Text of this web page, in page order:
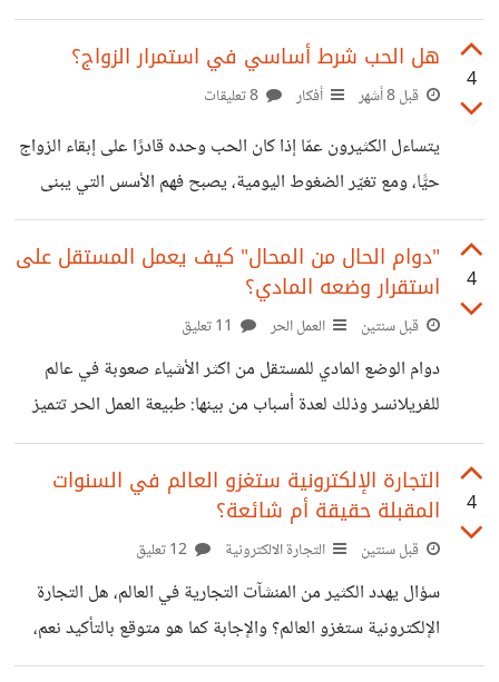
الجسم تدريجيًا، لكن يمكن استعادة العافية الجسدية عبر خطوات
بسيطة ومستمرة تُعيد للبدن هدوءه الطبيعي. 1. التنفس العميق
لإعادة ضبط الجهاز العصبي يساعد التنفس البطيء المنتظم على
قليلة. 2. النوم الكافي لاستعادة الإصلاح الذاتي يعمل النوم على
إصلاح الخلايا وتنظيم الهرمونات، مما يقلل آثار التوتر المتراكمة
في الجسم. 3. الحركة اليومية
4
هل الحب شرط أساسي في استمرار الزواج؟
قبل 8 أشهر أفكار
يتساءل الكثيرون عمّا إذا كان الحب وحده قادرًا على إبقاء الزواج
حيًّا، ومع تغيّر الضغوط اليومية، يصبح فهم الأسس التي يبنى
عليها الزواج ضرورة لكل زوجين يسعيان لحياة مستقرة. الحب
أساس مهم لكنه ليس الوحيد رغم أن الحب يمنح العلاقة دفئًا
ومعنى، إلا أنه يتعرض للتقلّبات الطبيعية التي يفرضها الزمن.
لذلك لا ينبغي الاعتماد عليه وحده كداعم لاستمرار الحياة
الزوجية. الاحترام هو العمود الأقوى الاحترام يحفظ القيمة
المتبادلة حتى في لحظات الخلاف. ومع غياب الاحترام، يصبح
4
"دوام الحال من المحال" كيف يعمل المستقل على
استقرار وضعه المادي؟
قبل سنتين العمل الحر
دوام الوضع المادي للمستقل من اكثر الأشياء صعوبة في عالم
للفريلانسر وذلك لعدة أسباب من بينها: طبيعة العمل الحر تتميز
بعدم الاستقرار والتغيير المستمر، حيث أن المشاريع والوظائف
والعملاء قد تتغير باستمرار، وكذلك الدخل غير منتظم. في عالم
الاعمال الحرة عليك ان تتحلى بالمرونة والتكييف، وعدم الاعتماد
على الاستقرار المادي، والتوقعات الثابتة. التحديات في التخطيط
والاستقامة، فمن الصعب التخطيط على المدى البعيد في ظل
عدم الاستقرار، والمحافظة على الاستمرارية في العمل من الجهود
4
التجارة الإلكترونية ستغزو العالم في السنوات
المقبلة حقيقة أم شائعة؟
قبل سنتين التجارة الالكترونية
سؤال يهدد الكثير من المنشآت التجارية في العالم، هل التجارة
الإلكترونية ستغزو العالم؟ والإجابة كما هو متوقع بالتأكيد نعم،
وذلك بسبب الأسباب الآتية: انتشار استخدام الإنترنت والأجهزة